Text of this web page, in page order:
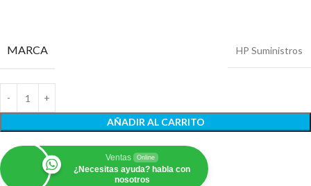
MARCA HP Suministros
AÑADIR AL CARRITO
Ventas Online
¿Necesitas ayuda? habla con
nosotros